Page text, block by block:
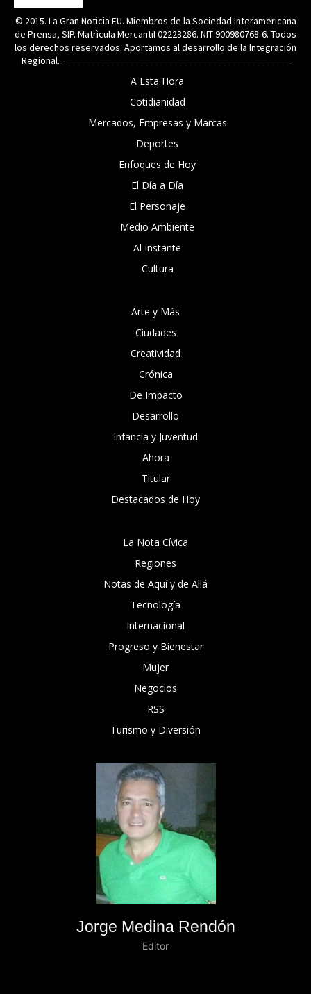
© 2015. La Gran Noticia EU. Miembros de la Sociedad Interamericana
de Prensa, SIP. Matrìcula Mercantil 02223286. NIT 900980768-6. Todos
los derechos reservados. Aportamos al desarrollo de la Integración
Regional. _______________________________________________
A Esta Hora
Cotidianidad
Mercados, Empresas y Marcas
Deportes
Enfoques de Hoy
El Día a Día
El Personaje
Medio Ambiente
Al Instante
Cultura
Arte y Más
Ciudades
Creatividad
Crónica
De Impacto
Desarrollo
Infancia y Juventud
Ahora
Titular
Destacados de Hoy
La Nota Cívica
Regiones
Notas de Aquí y de Allá
Tecnología
Internacional
Progreso y Bienestar
Mujer
Negocios
RSS
Turismo y Diversión
Jorge Medina Rendón
Editor